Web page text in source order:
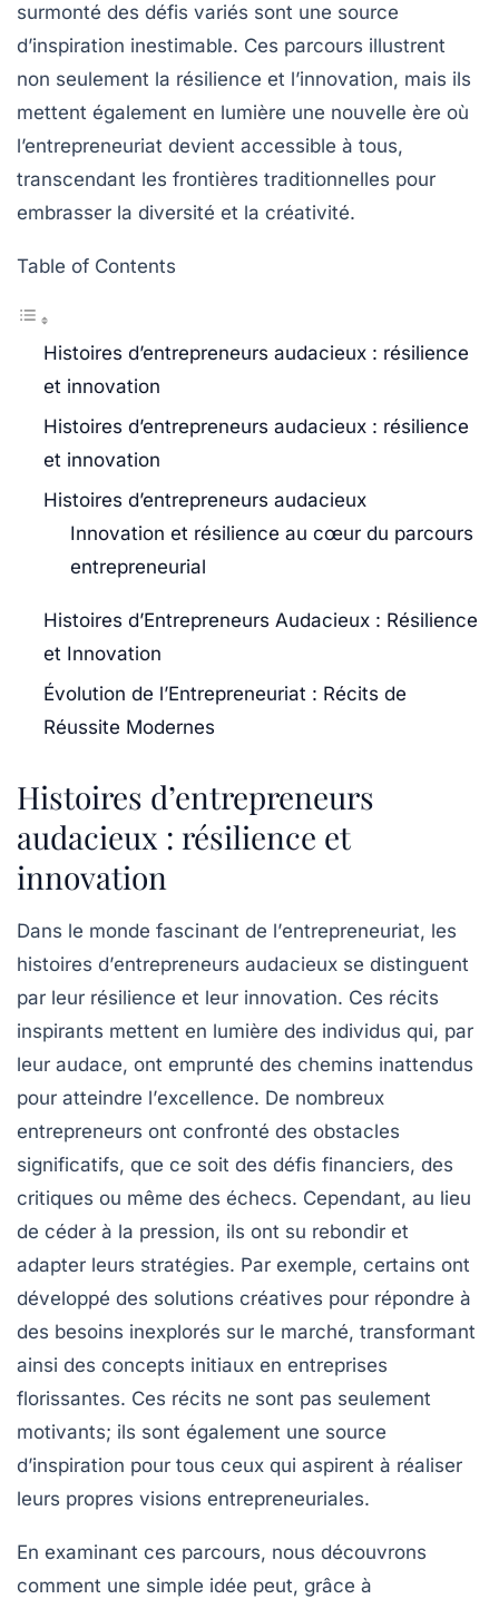
surmonté des défis variés sont une source
d’inspiration inestimable. Ces parcours illustrent
non seulement la résilience et l’innovation, mais ils
mettent également en lumière une nouvelle ère où
l’entrepreneuriat devient accessible à tous,
transcendant les frontières traditionnelles pour
embrasser la diversité et la créativité.
Table of Contents
Histoires d’entrepreneurs audacieux : résilience
et innovation
Histoires d’entrepreneurs audacieux : résilience
et innovation
Histoires d’entrepreneurs audacieux
Innovation et résilience au cœur du parcours
entrepreneurial
Histoires d’Entrepreneurs Audacieux : Résilience
et Innovation
Évolution de l’Entrepreneuriat : Récits de
Réussite Modernes
Histoires d’entrepreneurs
audacieux : résilience et
innovation
Dans le monde fascinant de l’entrepreneuriat, les
histoires d’entrepreneurs audacieux se distinguent
par leur résilience et leur innovation. Ces récits
inspirants mettent en lumière des individus qui, par
leur audace, ont emprunté des chemins inattendus
pour atteindre l’excellence. De nombreux
entrepreneurs ont confronté des obstacles
significatifs, que ce soit des défis financiers, des
critiques ou même des échecs. Cependant, au lieu
de céder à la pression, ils ont su rebondir et
adapter leurs stratégies. Par exemple, certains ont
développé des solutions créatives pour répondre à
des besoins inexplorés sur le marché, transformant
ainsi des concepts initiaux en entreprises
florissantes. Ces récits ne sont pas seulement
motivants; ils sont également une source
d’inspiration pour tous ceux qui aspirent à réaliser
leurs propres visions entrepreneuriales.
En examinant ces parcours, nous découvrons
comment une simple idée peut, grâce à